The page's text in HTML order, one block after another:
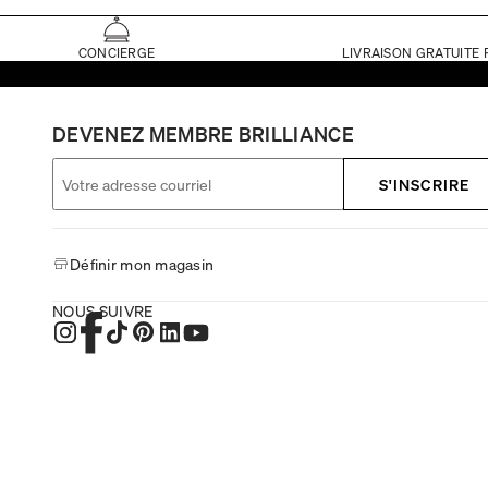
CONCIERGE LIVRAISON GRATUITE
DEVENEZ MEMBRE BRILLIANCE
S'INSCRIRE
Définir mon magasin
NOUS SUIVRE